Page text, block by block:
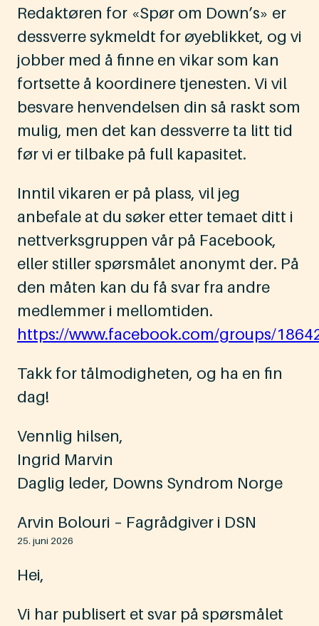
Redaktøren for «Spør om Down’s» er
dessverre sykmeldt for øyeblikket, og vi
jobber med å finne en vikar som kan
fortsette å koordinere tjenesten. Vi vil
besvare henvendelsen din så raskt som
mulig, men det kan dessverre ta litt tid
før vi er tilbake på full kapasitet.
Inntil vikaren er på plass, vil jeg
anbefale at du søker etter temaet ditt i
nettverksgruppen vår på Facebook,
eller stiller spørsmålet anonymt der. På
den måten kan du få svar fra andre
medlemmer i mellomtiden.
https://www.facebook.com/groups/
Takk for tålmodigheten, og ha en fin
dag!
Vennlig hilsen,
Ingrid Marvin
Daglig leder, Downs Syndrom Norge
Arvin Bolouri – Fagrådgiver i DSN
25. juni 2026
Hei,
Vi har publisert et svar på spørsmålet